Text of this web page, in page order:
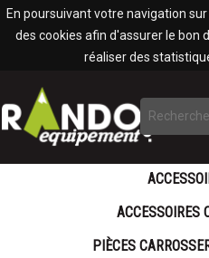
En poursuivant votre navigation
des cookies afin d'assurer le bon
réaliser des
ACCESSOIRES
PIÈCES
Panneau de gestion des cookies